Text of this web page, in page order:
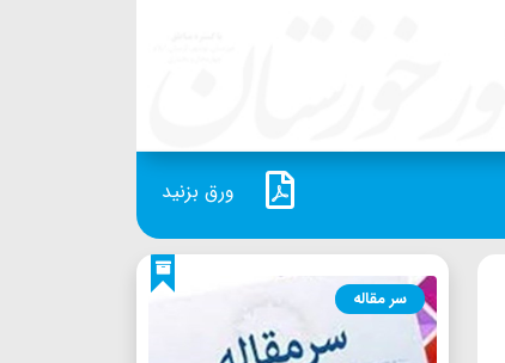
ورق بزنید
سر مقاله